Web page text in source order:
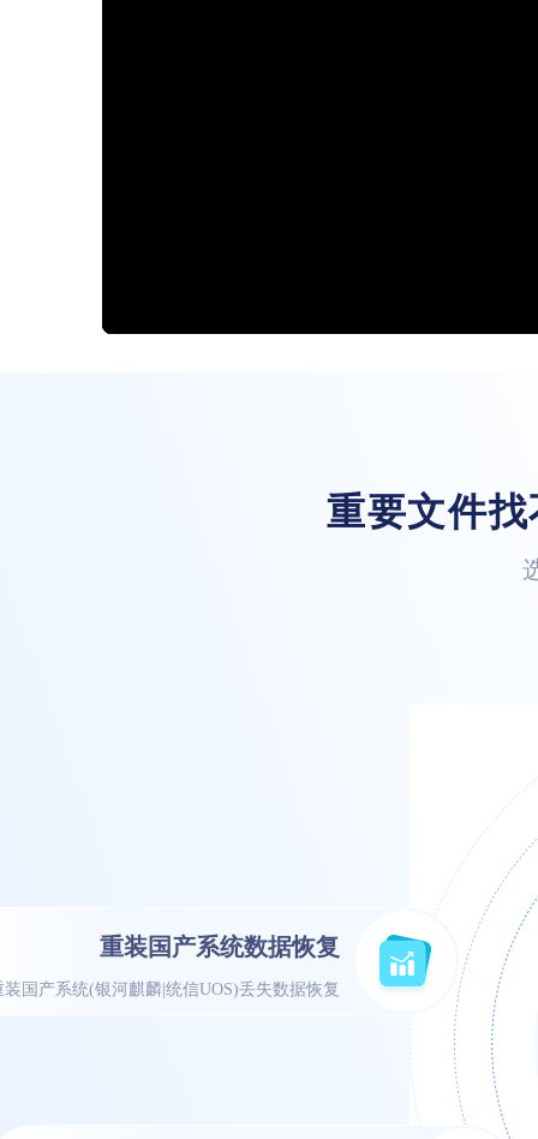
重要文件
重装国产系统数据恢复
装国产系统(银河麒麟|统信UOS)丢失数据恢复